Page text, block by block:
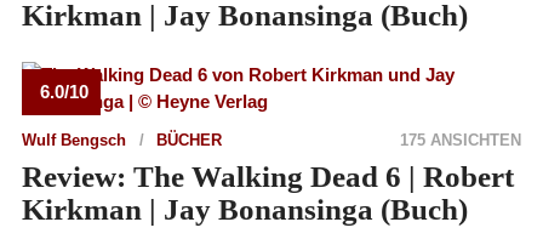
Kirkman | Jay Bonansinga (Buch)
6.0/10
Wulf Bengsch BÜCHER 175 ANSICHTEN
Review: The Walking Dead 6 | Robert
Kirkman | Jay Bonansinga (Buch)